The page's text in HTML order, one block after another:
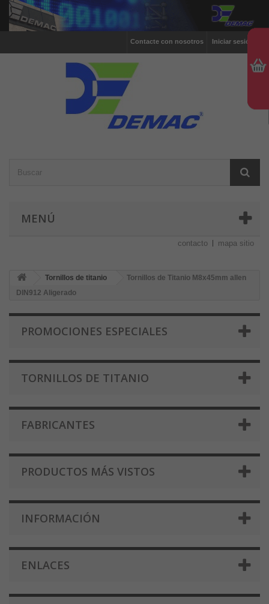
Iniciar sesión
Contacte con nosotros
MENÚ
contacto mapa sitio
Tornillos de titanio
Tornillos de Titanio M8x45mm allen
DIN912 Aligerado
PROMOCIONES ESPECIALES
TORNILLOS DE TITANIO
FABRICANTES
PRODUCTOS MÁS VISTOS
INFORMACIÓN
ENLACES